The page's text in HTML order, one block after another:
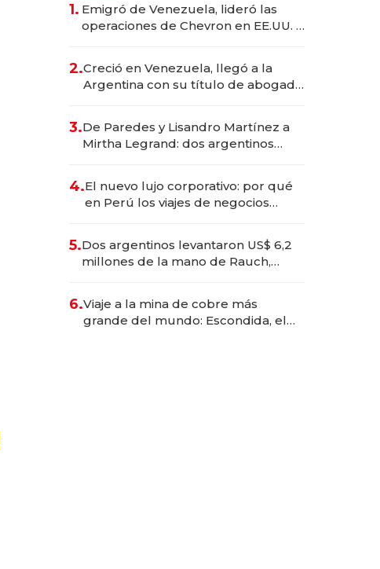
1. Emigró de Venezuela, lideró las
operaciones de Chevron en EE.UU. y
2.Creció en Venezuela, llegó a la
Argentina con su título de abogado
marcas "fast premium"
3.De Paredes y Lisandro Martínez a
Mirtha Legrand: dos argentinos
4.El nuevo lujo corporativo: por qué
en Perú los viajes de negocios
transformadoras
5.Dos argentinos levantaron US$ 6,2
millones de la mano de Rauch,
6.Viaje a la mina de cobre más
grande del mundo: Escondida, el